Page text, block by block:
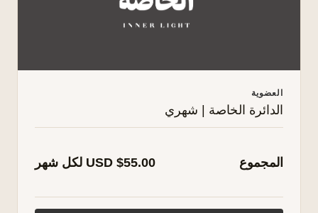
العضوية
الدائرة الخاصة | شهري
المجموع USD $55.00 لكل شهر